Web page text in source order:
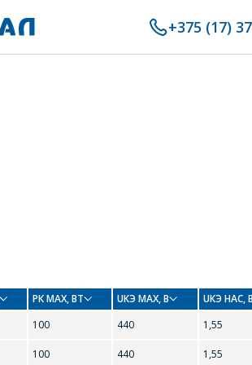
+375 (17)
РК MAX, ВТ UКЭ MAX, В UКЭ НАС, В
100 440 1,55
100 440 1,55